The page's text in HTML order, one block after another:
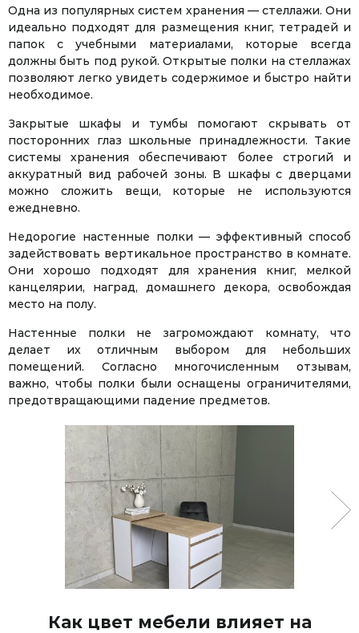
Одна из популярных систем хранения — стеллажи. Они
идеально подходят для размещения книг, тетрадей и
папок с учебными материалами, которые всегда
должны быть под рукой. Открытые полки на стеллажах
позволяют легко увидеть содержимое и быстро найти
необходимое.
Закрытые шкафы и тумбы помогают скрывать от
посторонних глаз школьные принадлежности. Такие
системы хранения обеспечивают более строгий и
аккуратный вид рабочей зоны. В шкафы с дверцами
можно сложить вещи, которые не используются
ежедневно.
Недорогие настенные полки — эффективный способ
задействовать вертикальное пространство в комнате.
Они хорошо подходят для хранения книг, мелкой
канцелярии, наград, домашнего декора, освобождая
место на полу.
Настенные полки не загромождают комнату, что
делает их отличным выбором для небольших
помещений. Согласно многочисленным отзывам,
важно, чтобы полки были оснащены ограничителями,
предотвращающими падение предметов.
Как цвет мебели влияет на